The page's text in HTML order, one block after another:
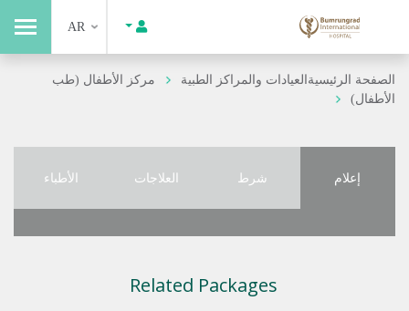
AR
الصفحة الرئيسيةالعيادات والمراكز الطبية
مركز الأطفال (طب
الأطفال)
إعلام شرط العلاجات الأطباء
Related Packages